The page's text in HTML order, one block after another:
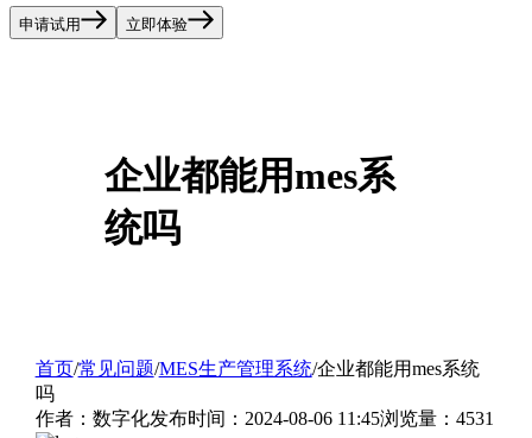
申请试用 立即体验
企业都能用mes系
统吗
首页/常见问题/MES生产管理系统/企业都能用mes系统
吗
作者：数字化发布时间：2024-08-06 11:45浏览量：4531